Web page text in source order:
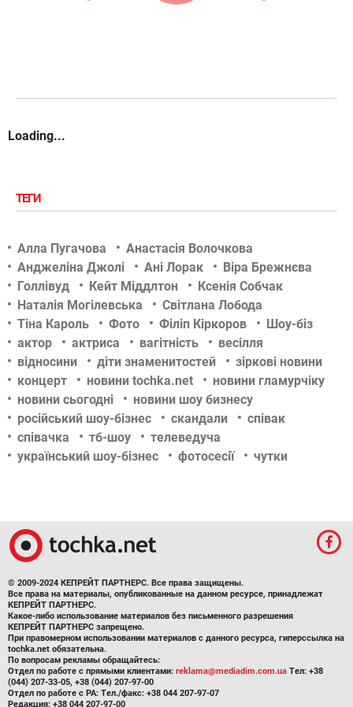
Loading...
ТЕГИ
Алла Пугачова
Анастасія Волочкова
Анджеліна Джолі
Ані Лорак
Віра Брежнєва
Голлівуд
Кейт Міддлтон
Ксенія Собчак
Наталія Могілевська
Світлана Лобода
Тіна Кароль
Фото Філіп Кіркоров
Шоу-біз
актор
актриса вагітність
весілля
відносини
діти знаменитостей
зіркові новини
концерт
новини tochka.net
новини гламурчіку
новини сьогодні
новини шоу бизнесу
російський шоу-бізнес
скандали
співак
співачка
тб-шоу
телеведуча
український шоу-бізнес
фотосесії чутки
© 2009-2024 КЕПРЕЙТ ПАРТНЕРС. Все права защищены.
Все права на материалы, опубликованные на данном ресурсе, принадлежат
КЕПРЕЙТ ПАРТНЕРС.
Какое-либо использование материалов без письменного разрешения
КЕПРЕЙТ ПАРТНЕРС запрещено.
При правомерном использовании материалов с данного ресурса, гиперссылка на
tochka.net обязательна.
По вопросам рекламы обращайтесь:
Отдел по работе с прямыми клиентами: reklama@mediadim.com.ua Тел: +38
(044) 207-33-05, +38 (044) 207-97-00
Отдел по работе с РА: Тел./факс: +38 044 207-97-07
Редакция: +38 044 207-97-00